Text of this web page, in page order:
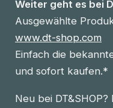
Weiter geht es bei
Ausgewählte
www.dt-shop.com
Einfach die
und sofort kaufen.*
Neu bei